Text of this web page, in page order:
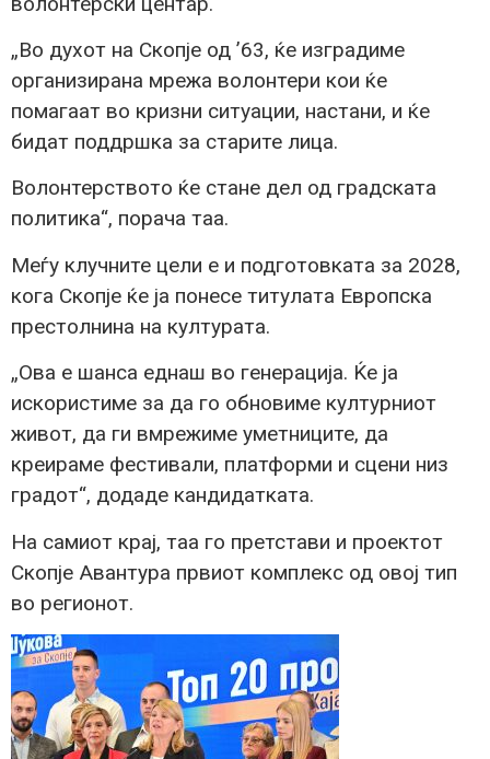
„Во духот на Скопје од ’63, ќе изградиме
организирана мрежа волонтери кои ќе
помагаат во кризни ситуации, настани, и ќе
бидат поддршка за старите лица.
Волонтерството ќе стане дел од градската
политика“, порача таа.
Меѓу клучните цели е и подготовката за 2028,
кога Скопје ќе ја понесе титулата Европска
престолнина на културата.
„Ова е шанса еднаш во генерација. Ќе ја
искористиме за да го обновиме културниот
живот, да ги вмрежиме уметниците, да
креираме фестивали, платформи и сцени низ
градот“, додаде кандидатката.
На самиот крај, таа го претстави и проектот
Скопје Авантура првиот комплекс од овој тип
во регионот.